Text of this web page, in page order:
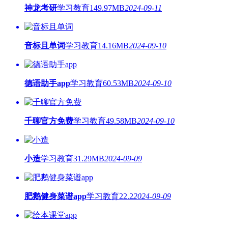
神龙考研学习教育149.97MB2024-09-11
音标且单词学习教育14.16MB2024-09-10
德语助手app学习教育60.53MB2024-09-10
千聊官方免费学习教育49.58MB2024-09-10
小造学习教育31.29MB2024-09-09
肥鹅健身菜谱app学习教育22.22024-09-09